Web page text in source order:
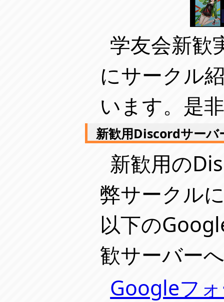
学友会新歓
にサークル
います。是
新歓用Discordサーバ
新歓用の
弊サークル
以下の
歓サーバー
Googleフ